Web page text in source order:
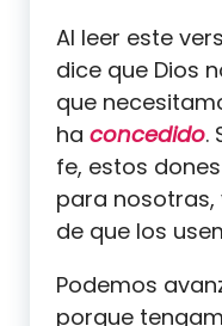
Al leer este
dice que Dios
que
ha concedido.
fe, estos
para nosotras,
de que los
Podemos
porque